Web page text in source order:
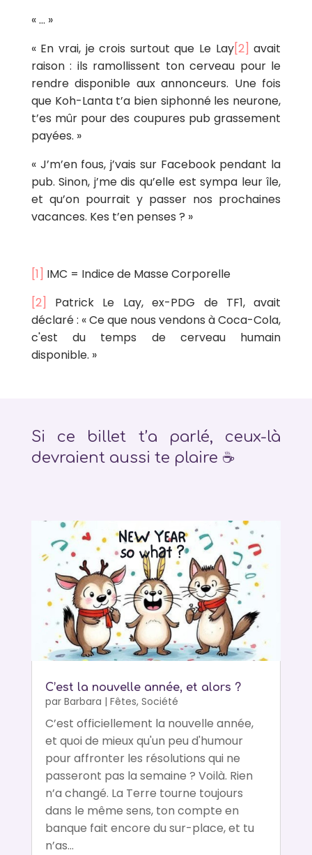
« … »
« En vrai, je crois surtout que Le Lay[2] avait
raison : ils ramollissent ton cerveau pour le
rendre disponible aux annonceurs. Une fois
que Koh-Lanta t’a bien siphonné les neurone,
t’es mûr pour des coupures pub grassement
payées. »
« J’m’en fous, j’vais sur Facebook pendant la
pub. Sinon, j’me dis qu’elle est sympa leur île,
et qu’on pourrait y passer nos prochaines
vacances. Kes t’en penses ? »
[1] IMC = Indice de Masse Corporelle
[2]
Patrick Le Lay, ex-PDG de TF1, avait
déclaré : « Ce que nous vendons à Coca-Cola,
c'est du temps de cerveau humain
disponible. »
Si ce billet t’a parlé, ceux-là
devraient aussi te plaire ☕️
C’est la nouvelle année, et alors ?
par Barbara | Fêtes, Société
C’est officiellement la nouvelle année,
et quoi de mieux qu'un peu d'humour
pour affronter les résolutions qui ne
passeront pas la semaine ? Voilà. Rien
n’a changé. La Terre tourne toujours
dans le même sens, ton compte en
banque fait encore du sur-place, et tu
n’as...